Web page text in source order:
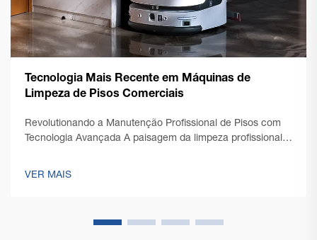
Tecnologia Mais Recente em Máquinas de
Limpeza de Pisos Comerciais
Revolutionando a Manutenção Profissional de Pisos com
Tecnologia Avançada A paisagem da limpeza profissional
da tecnologia de ponta em máquinas comerciais de
VER MAIS